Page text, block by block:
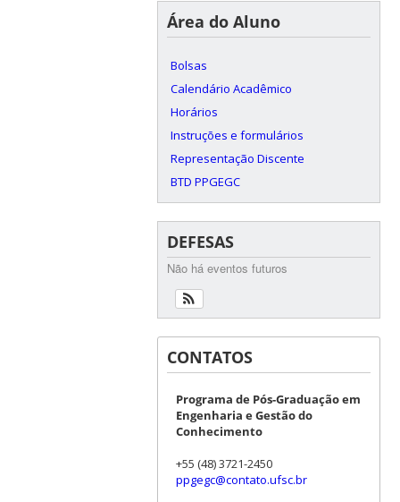
Área do Aluno
Bolsas
Calendário Acadêmico
Horários
Instruções e formulários
Representação Discente
BTD PPGEGC
DEFESAS
Não há eventos futuros
CONTATOS
Programa de Pós-Graduação em
Engenharia e Gestão do
Conhecimento
+55 (48) 3721-2450
ppgegc@contato.ufsc.br